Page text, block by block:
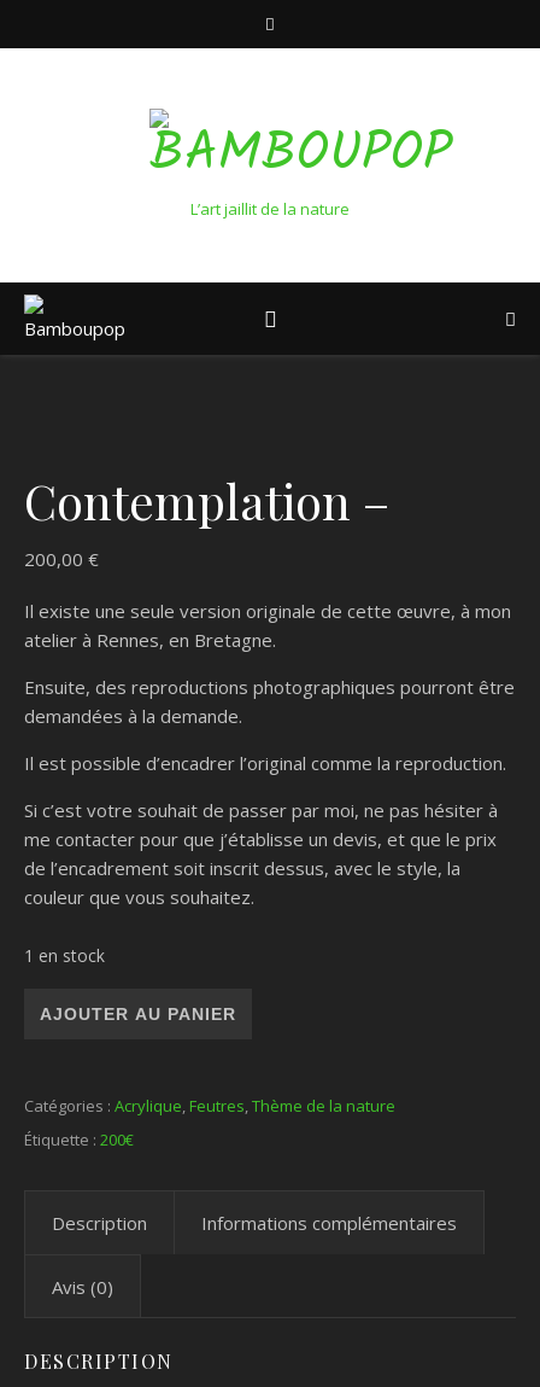
L’art jaillit de la nature
Contemplation –
200,00 €
Il existe une seule version originale de cette œuvre, à mon
atelier à Rennes, en Bretagne.
Ensuite, des reproductions photographiques pourront être
demandées à la demande.
Il est possible d’encadrer l’original comme la reproduction.
Si c’est votre souhait de passer par moi, ne pas hésiter à
me contacter pour que j’établisse un devis, et que le prix
de l’encadrement soit inscrit dessus, avec le style, la
couleur que vous souhaitez.
1 en stock
quantité de Contemplation -
AJOUTER AU PANIER
Catégories : Acrylique, Feutres,Thème de la nature
Étiquette : 200€
Description Informations complémentaires
Avis (0)
DESCRIPTION